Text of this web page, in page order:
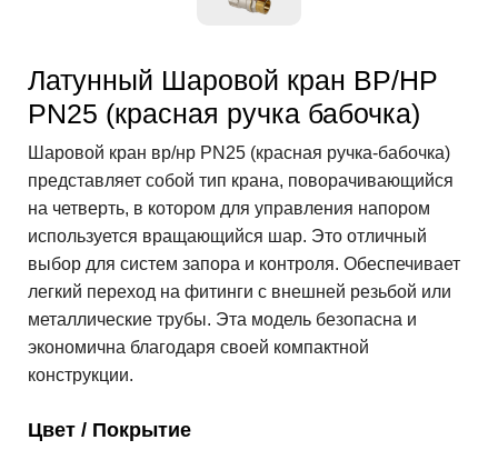
Латунный Шаровой кран ВР/НР
PN25 (красная ручка бабочка)
Шаровой кран вр/нр PN25 (красная ручка-бабочка)
представляет собой тип крана, поворачивающийся
на четверть, в котором для управления напором
используется вращающийся шар. Это отличный
выбор для систем запора и контроля. Обеспечивает
легкий переход на фитинги с внешней резьбой или
металлические трубы. Эта модель безопасна и
экономична благодаря своей компактной
конструкции.
Цвет / Покрытие